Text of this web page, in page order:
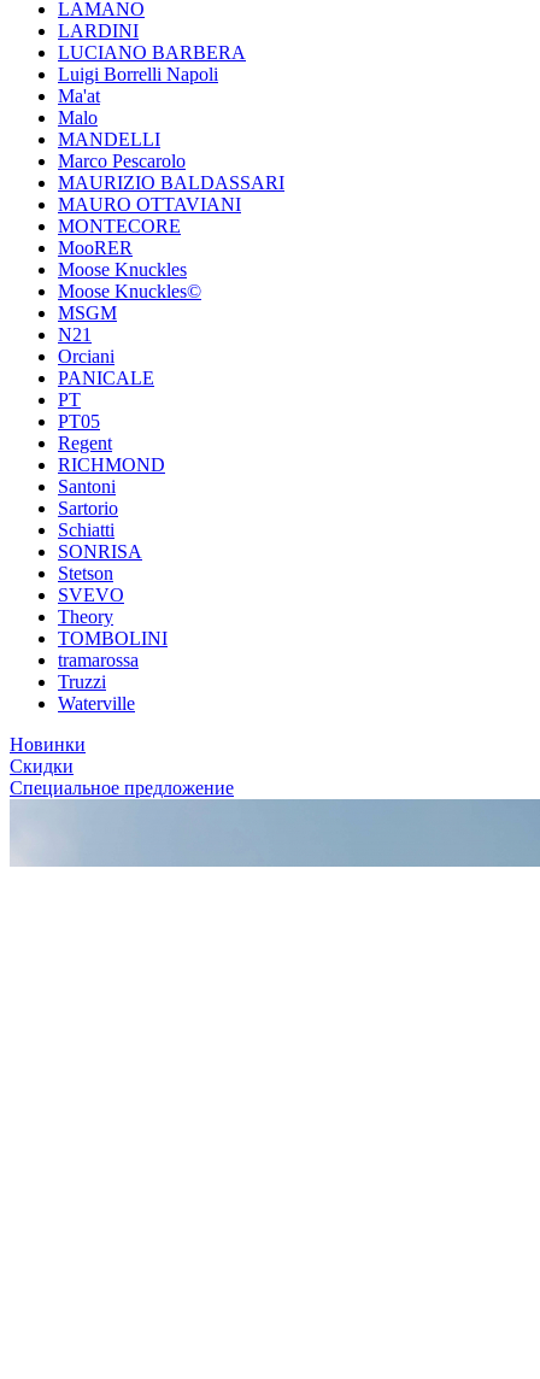
LAMANO
LARDINI
LUCIANO BARBERA
Luigi Borrelli Napoli
Ma'at
Malo
MANDELLI
Marco Pescarolo
MAURIZIO BALDASSARI
MAURO OTTAVIANI
MONTECORE
MooRER
Moose Knuckles
Moose Knuckles©️
MSGM
N21
Orciani
PANICALE
PT
PT05
Regent
RICHMOND
Santoni
Sartorio
Schiatti
SONRISA
Stetson
SVEVO
Theory
TOMBOLINI
tramarossa
Truzzi
Waterville
Новинки
Скидки
Специальное предложение